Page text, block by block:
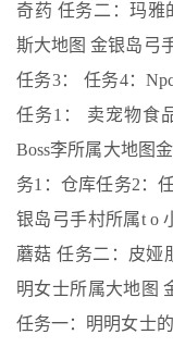
奇药 任务二：玛雅
斯大地图 金银岛弓
任务3： 任务4：
任务1： 卖宠物食
Boss李所属大地图
务1：仓库任务2：
银岛弓手村所属t o
蘑菇 任务二：皮娅
明女士所属大地图
任务一：明明女士